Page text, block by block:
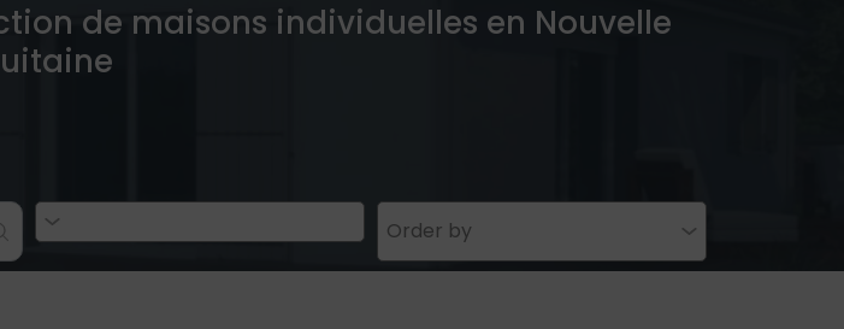
de maisons individuelles en Nouvelle
Order by